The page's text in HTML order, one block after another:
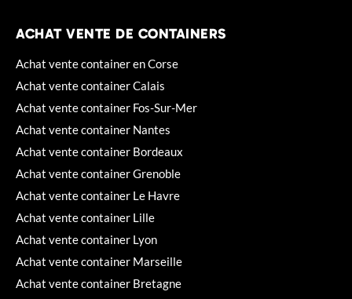
ACHAT VENTE DE CONTAINERS
Achat vente container en Corse
Achat vente container Calais
Achat vente container Fos-Sur-Mer
Achat vente container Nantes
Achat vente container Bordeaux
Achat vente container Grenoble
Achat vente container Le Havre
Achat vente container Lille
Achat vente container Lyon
Achat vente container Marseille
Achat vente container Bretagne